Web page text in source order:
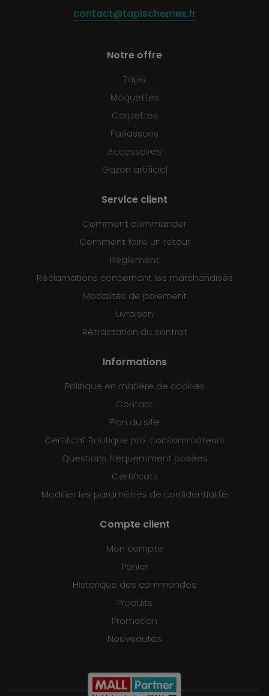
contact@tapischemex.fr
Notre offre
Tapis
Moquettes
Carpettes
Paillassons
Accessoires
Gazon artificiel
Service client
Comment commander
Comment faire un retour
Règlement
Réclamations concernant les marchandises
Modalités de paiement
Livraison
Rétractation du contrat
Informations
Politique en matière de cookies
Contact
Plan du site
Certificat Boutique pro-consommateurs
Questions fréquemment posées
Certificats
Modifier les paramètres de confidentialité
Compte client
Mon compte
Panier
Historique des commandes
Produits
Promotion
Nouveautés